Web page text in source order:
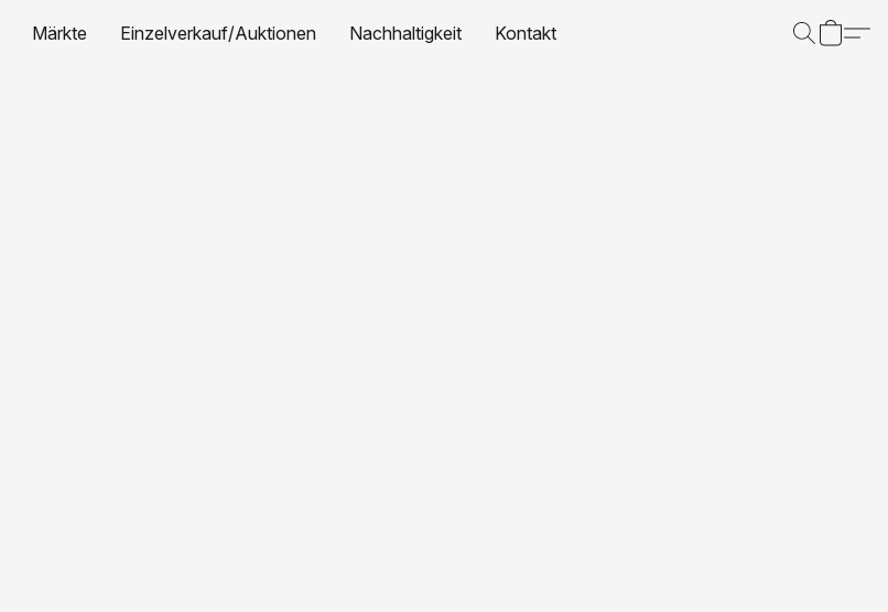
Märkte Einzelverkauf/Auktionen Nachhaltigkeit Kontakt